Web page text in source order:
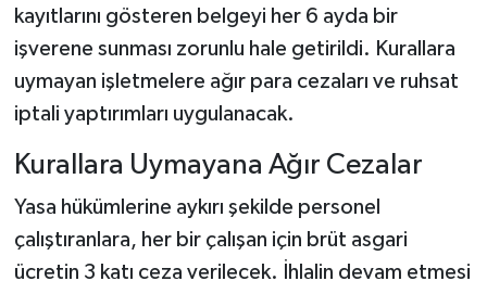
kayıtlarını gösteren belgeyi her 6 ayda bir
işverene sunması zorunlu hale getirildi. Kurallara
uymayan işletmelere ağır para cezaları ve ruhsat
iptali yaptırımları uygulanacak.
Kurallara Uymayana Ağır Cezalar
Yasa hükümlerine aykırı şekilde personel
çalıştıranlara, her bir çalışan için brüt asgari
ücretin 3 katı ceza verilecek. İhlalin devam etmesi